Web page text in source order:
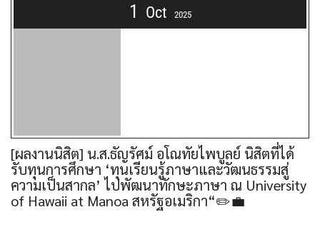
1 Oct 2025
[ผลงานนิสิต] น.ส.ธัญรัศม์ อโณทัยไพบูลย์ นิสิตที่ได้
รับทุนการศึกษา ‘ทุนเรียนรู้ภาษาและวัฒนธรรมสู่
ความเป็นสากล’ ไปพัฒนาทักษะภาษา ณ University
of Hawaii at Manoa สหรัฐอเมริกา“✏️💼